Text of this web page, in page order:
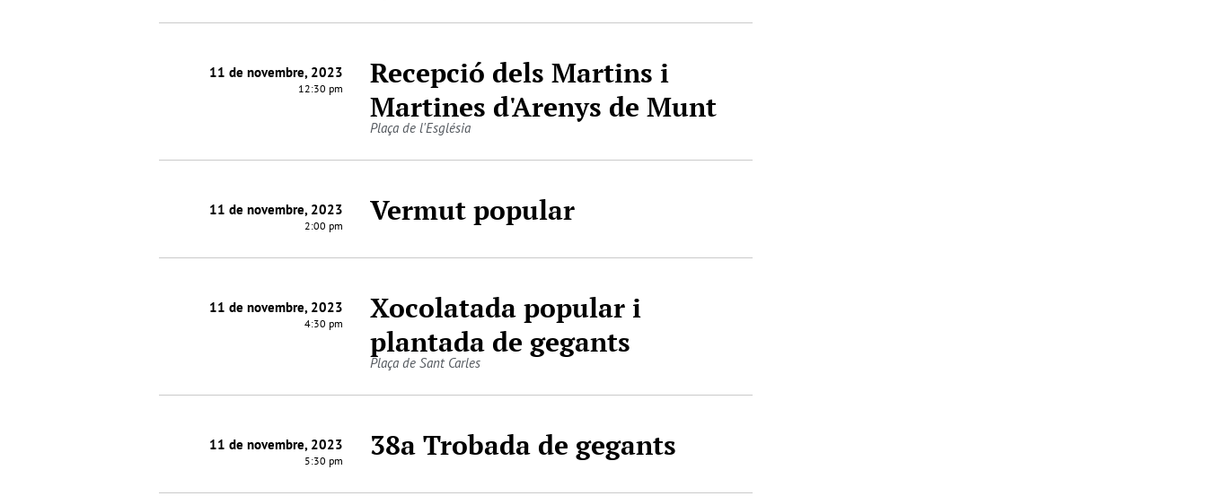
11 de novembre, 2023
12:30 pm
Recepció dels Martins i
Martines d'Arenys de Munt
Plaça de l'Església
11 de novembre, 2023
2:00 pm Vermut popular
11 de novembre, 2023
4:30 pm
Xocolatada popular i
plantada de gegants
Plaça de Sant Carles
11 de novembre, 2023
5:30 pm 38a Trobada de gegants